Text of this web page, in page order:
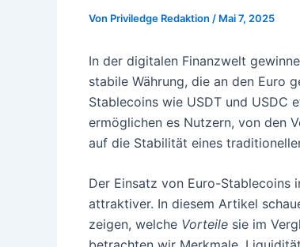
Von Priviledge Redaktion / Mai 7, 2025
In der digitalen Finanzwelt
stabile Währung, die an den Euro
Stablecoins wie USDT und USDC
ermöglichen es Nutzern, von den
auf die Stabilität eines
Der Einsatz von Euro-Stablecoins
attraktiver. In diesem Artikel
zeigen, welche Vorteile sie im